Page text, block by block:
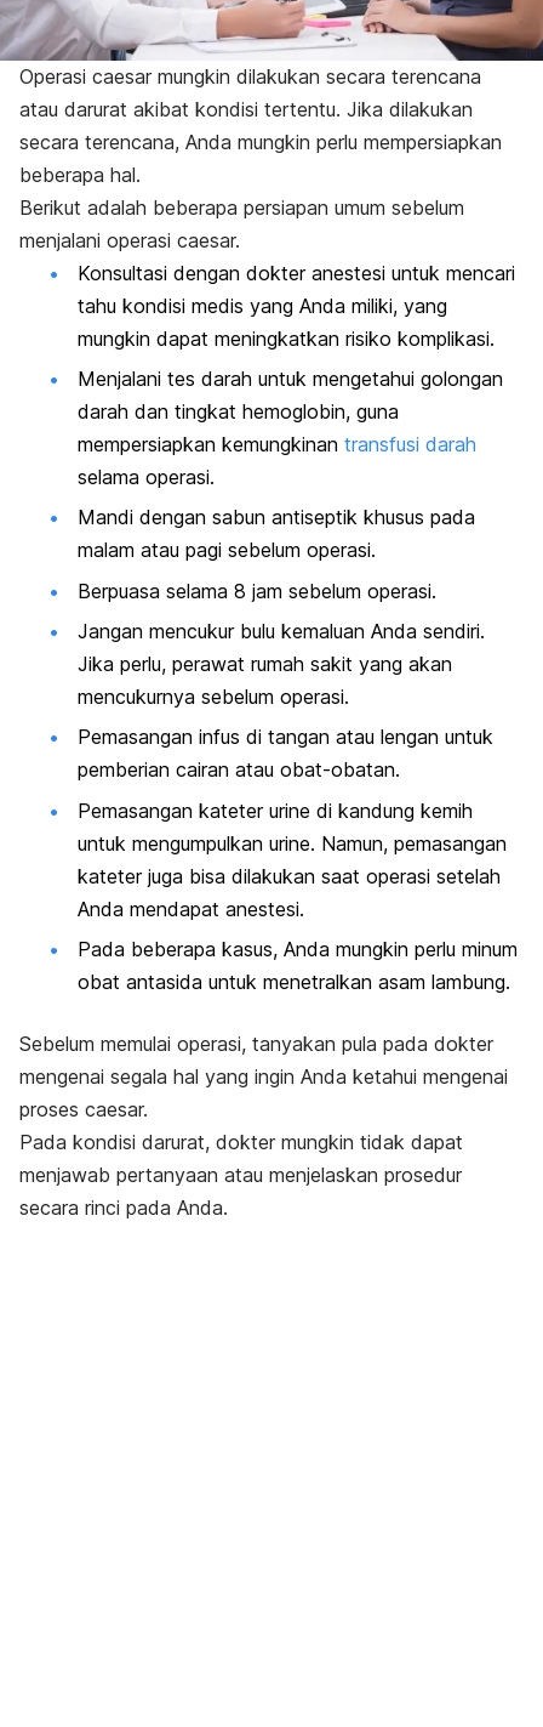
Operasi caesar mungkin dilakukan secara terencana
atau darurat akibat kondisi tertentu. Jika dilakukan
secara terencana, Anda mungkin perlu mempersiapkan
beberapa hal.
Berikut adalah beberapa persiapan umum sebelum
menjalani operasi caesar.
Konsultasi dengan dokter anestesi untuk mencari
tahu kondisi medis yang Anda miliki, yang
mungkin dapat meningkatkan risiko komplikasi.
Menjalani tes darah untuk mengetahui golongan
darah dan tingkat hemoglobin, guna
mempersiapkan kemungkinan transfusi darah
selama operasi.
Mandi dengan sabun antiseptik khusus pada
malam atau pagi sebelum operasi.
Berpuasa selama 8 jam sebelum operasi.
Jangan mencukur bulu kemaluan Anda sendiri.
Jika perlu, perawat rumah sakit yang akan
mencukurnya sebelum operasi.
Pemasangan infus di tangan atau lengan untuk
pemberian cairan atau obat-obatan.
Pemasangan kateter urine di kandung kemih
untuk mengumpulkan urine. Namun, pemasangan
kateter juga bisa dilakukan saat operasi setelah
Anda mendapat anestesi.
Pada beberapa kasus, Anda mungkin perlu minum
obat antasida untuk menetralkan asam lambung.
Sebelum memulai operasi, tanyakan pula pada dokter
mengenai segala hal yang ingin Anda ketahui mengenai
proses caesar.
Pada kondisi darurat, dokter mungkin tidak dapat
menjawab pertanyaan atau menjelaskan prosedur
secara rinci pada Anda.